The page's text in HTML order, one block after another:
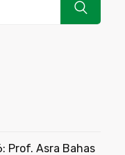
Prof. Asra Bahas